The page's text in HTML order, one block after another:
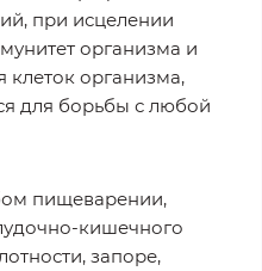
при исцелении
организма и
клеток организма,
для борьбы с любой
пищеварении,
кишечного
запоре,